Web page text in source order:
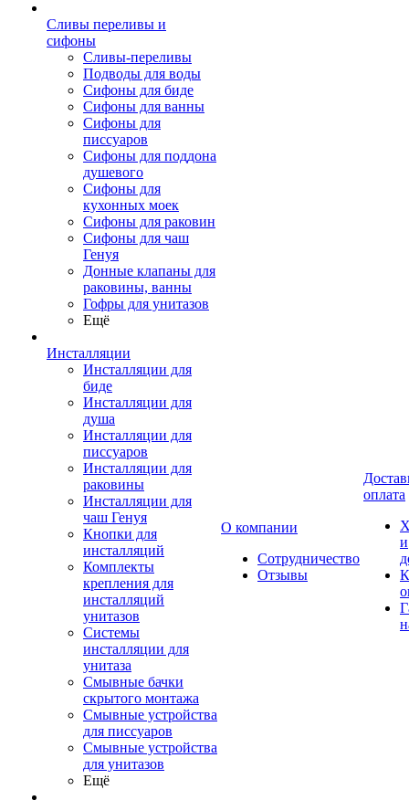
Сливы переливы и
сифоны
Сливы-переливы
Подводы для воды
Сифоны для биде
Сифоны для ванны
Сифоны для
писсуаров
Сифоны для поддона
душевого
Сифоны для
кухонных моек
Сифоны для раковин
Сифоны для чаш
Генуя
Донные клапаны для
раковины, ванны
Гофры для унитазов
Ещё
Инсталляции
Инсталляции для
биде
Инсталляции для
душа
Инсталляции для
писсуаров
Инсталляции для
раковины
Инсталляции для
чаш Генуя
Кнопки для
инсталляций
Комплекты
крепления для
инсталляций
унитазов
Системы
инсталляции для
унитаза
Смывные бачки
скрытого монтажа
Смывные устройства
для писсуаров
Смывные устройства
для унитазов
Ещё
О компании
Сотрудничество
Отзывы
оплата
и